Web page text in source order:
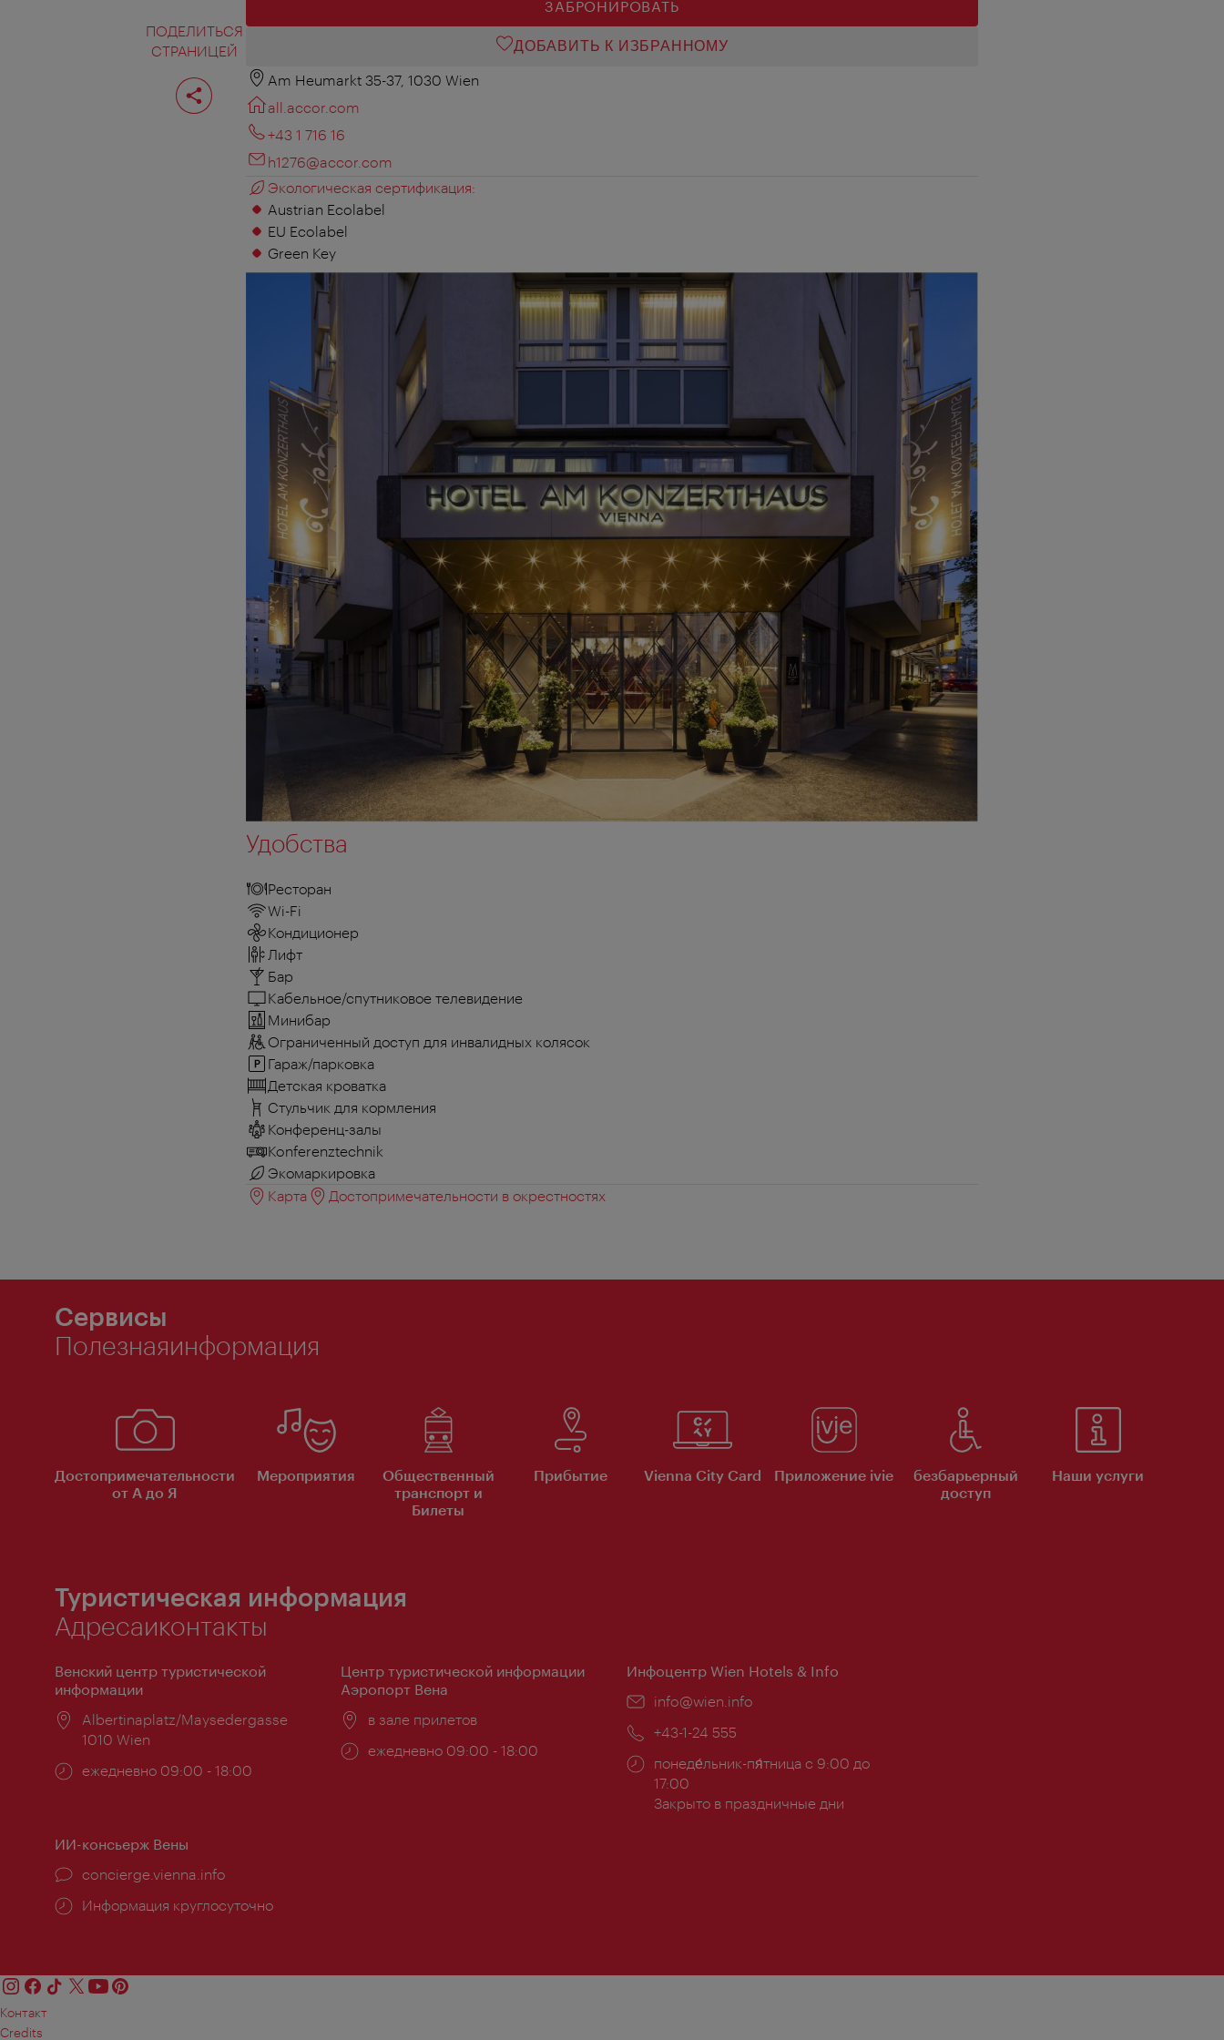
ПОДЕЛИТЬСЯ
СТРАНИЦЕЙ
Поделиться
страницей
ЗАБРОНИРОВАТЬ
ДОБАВИТЬ К ИЗБРАННОМУ
Am Heumarkt 35-37, 1030 Wien
all.accor.com
+43 1 716 16
h1276@accor.com
Экологическая сертификация:
Austrian Ecolabel
EU Ecolabel
Green Key
Удобства
Ресторан
Wi-Fi
Кондиционер
Лифт
Бар
Кабельное/спутниковое телевидение
Минибар
Ограниченный доступ для инвалидных колясок
Гараж/парковка
Детская кроватка
Стульчик для кормления
Конференц-залы
Konferenztechnik
Экомаркировка
Карта
Достопримечательности в окрестностях
Сервисы
Полезнаяинформация
Достопримечательности
от А до Я
Мероприятия
Общественный
транспорт и
Билеты
Прибытие Vienna City Card Приложение ivie
безбарьерный
доступ
Наши услуги
Туристическая информация
Адресаиконтакты
Венский центр туристической
информации
Расположение:
Albertinaplatz/Maysedergasse
1010 Wien
Часы
ежедневно 09:00 - 18:00
Центр туристической информации
Аэропорт Вена
Расположение:
в зале прилетов
Часы
ежедневно 09:00 - 18:00
Инфоцентр Wien Hotels & Info
Эл.
info@wien.info
Телефон:
+43-1-24 555
Часы
работы:
понеде́льник-пя́тница с 9:00 до
17:00
Закрыто в праздничные дни
ИИ-консьерж Вены
concierge.vienna.info
Информация круглосуточно
Контакт
Credits